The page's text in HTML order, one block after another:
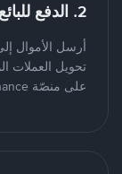
2. الدفع للبائع
أرسل الأموال
تحويل العملات
على منصّة Binance من شخص لشخص.